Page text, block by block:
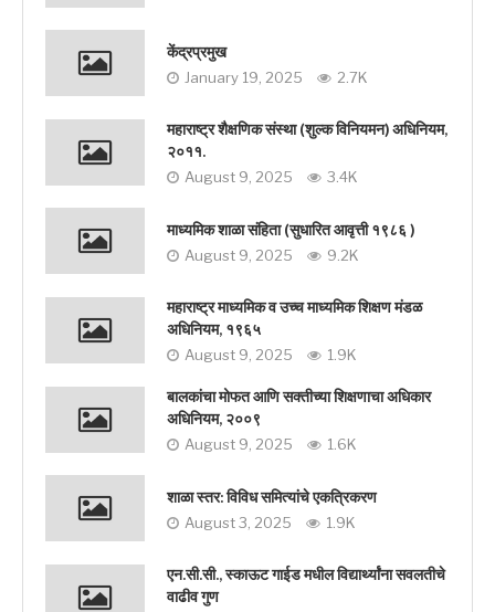
केंद्रप्रमुख
January 19, 2025 2.7K
महाराष्ट्र शैक्षणिक संस्था (शुल्क विनियमन) अधिनियम,
२०११.
August 9, 2025 3.4K
माध्यमिक शाळा संहिता (सुधारित आवृत्ती १९८६ )
August 9, 2025 9.2K
महाराष्ट्र माध्यमिक व उच्च माध्यमिक शिक्षण मंडळ
अधिनियम, १९६५
August 9, 2025 1.9K
बालकांचा मोफत आणि सक्तीच्या शिक्षणाचा अधिकार
अधिनियम, २००९
August 9, 2025 1.6K
शाळा स्तर: विविध समित्यांचे एकत्रिकरण
August 3, 2025 1.9K
एन.सी.सी., स्काऊट गाईड मधील विद्यार्थ्यांना सवलतीचे
वाढीव गुण